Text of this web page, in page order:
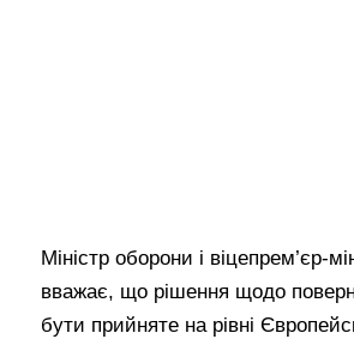
Міністр оборони і
вважає, що рішення щодо
бути прийняте на рівні